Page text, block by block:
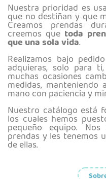
Nuestra prioridad es
que no destiñan y que
Creamos prendas
creemos que toda
que una sola vida.
Realizamos bajo
adquieras, solo para
muchas ocasiones
medidas,
mano con paciencia y
Nuestro catálogo está
los cuales hemos
pequeño equipo.
prendas y les tenemos
de ellas.